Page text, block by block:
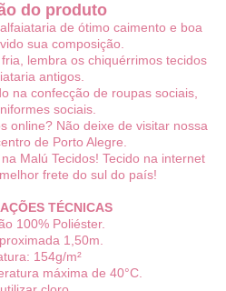
do produto
de ótimo caimento e boa
sua composição.
lembra os chiquérrimos tecidos
antigos.
na confecção de roupas sociais,
sociais.
online? Não deixe de visitar nossa
de Porto Alegre.
Malú Tecidos! Tecido na internet
frete do sul do país!
TÉCNICAS
100% Poliéster.
1,50m.
154g/m²
máxima de 40°C.